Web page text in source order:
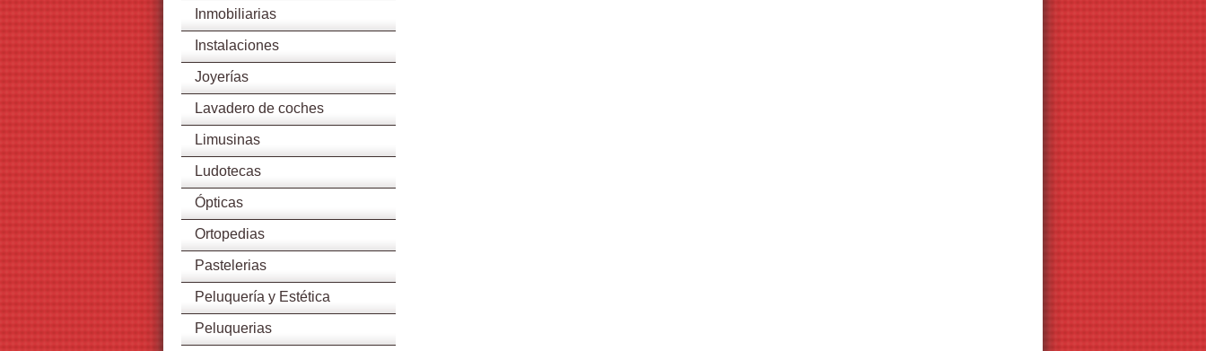
Inmobiliarias
Instalaciones
Joyerías
Lavadero de coches
Limusinas
Ludotecas
Ópticas
Ortopedias
Pastelerias
Peluquería y Estética
Peluquerias